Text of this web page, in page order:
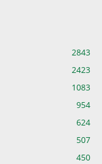
2843
2423
1083
954
624
507
450